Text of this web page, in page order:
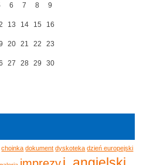
6 7 8 9
13 14 15 16
20 21 22 23
27 28 29 30
choinka dokument dyskoteka dzień europejski